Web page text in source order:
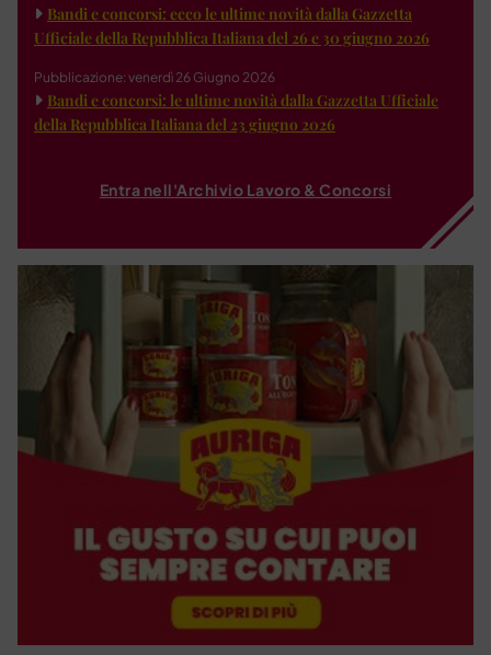
Bandi e concorsi: ecco le ultime novità dalla Gazzetta
Ufficiale della Repubblica Italiana del 26 e 30 giugno 2026
Pubblicazione: venerdì 26 Giugno 2026
Bandi e concorsi: le ultime novità dalla Gazzetta Ufficiale
della Repubblica Italiana del 23 giugno 2026
Entra nell'Archivio Lavoro & Concorsi